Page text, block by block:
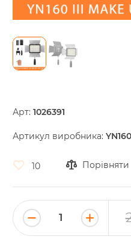
beginning
the
gallery
Арт: 1026391
Артикул виробника:
Порівняти
10